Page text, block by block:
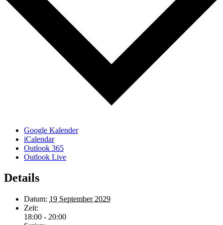
Google Kalender
iCalendar
Outlook 365
Outlook Live
Details
Datum: 19 September 2029
Zeit:
18:00 - 20:00